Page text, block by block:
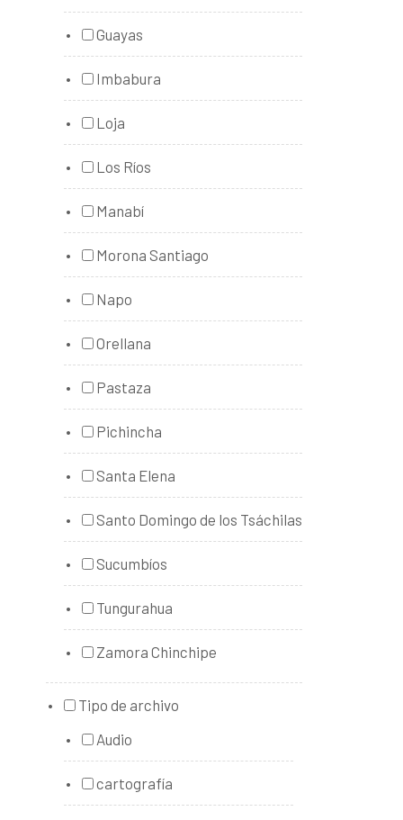
Guayas
Imbabura
Loja
Los Ríos
Manabí
Morona Santiago
Napo
Orellana
Pastaza
Pichincha
Santa Elena
Santo Domingo de los Tsáchilas
Sucumbíos
Tungurahua
Zamora Chinchipe
Tipo de archivo
Audio
cartografía